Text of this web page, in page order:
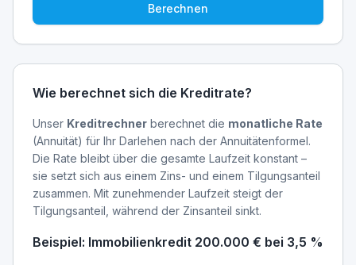
Berechnen
Wie berechnet sich die Kreditrate?
Unser Kreditrechner berechnet die monatliche Rate
(Annuität) für Ihr Darlehen nach der Annuitätenformel.
Die Rate bleibt über die gesamte Laufzeit konstant –
sie setzt sich aus einem Zins- und einem Tilgungsanteil
zusammen. Mit zunehmender Laufzeit steigt der
Tilgungsanteil, während der Zinsanteil sinkt.
Beispiel: Immobilienkredit 200.000 € bei 3,5 %